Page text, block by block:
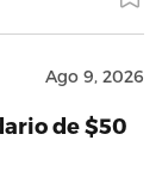
Ago 9, 2026
de $50